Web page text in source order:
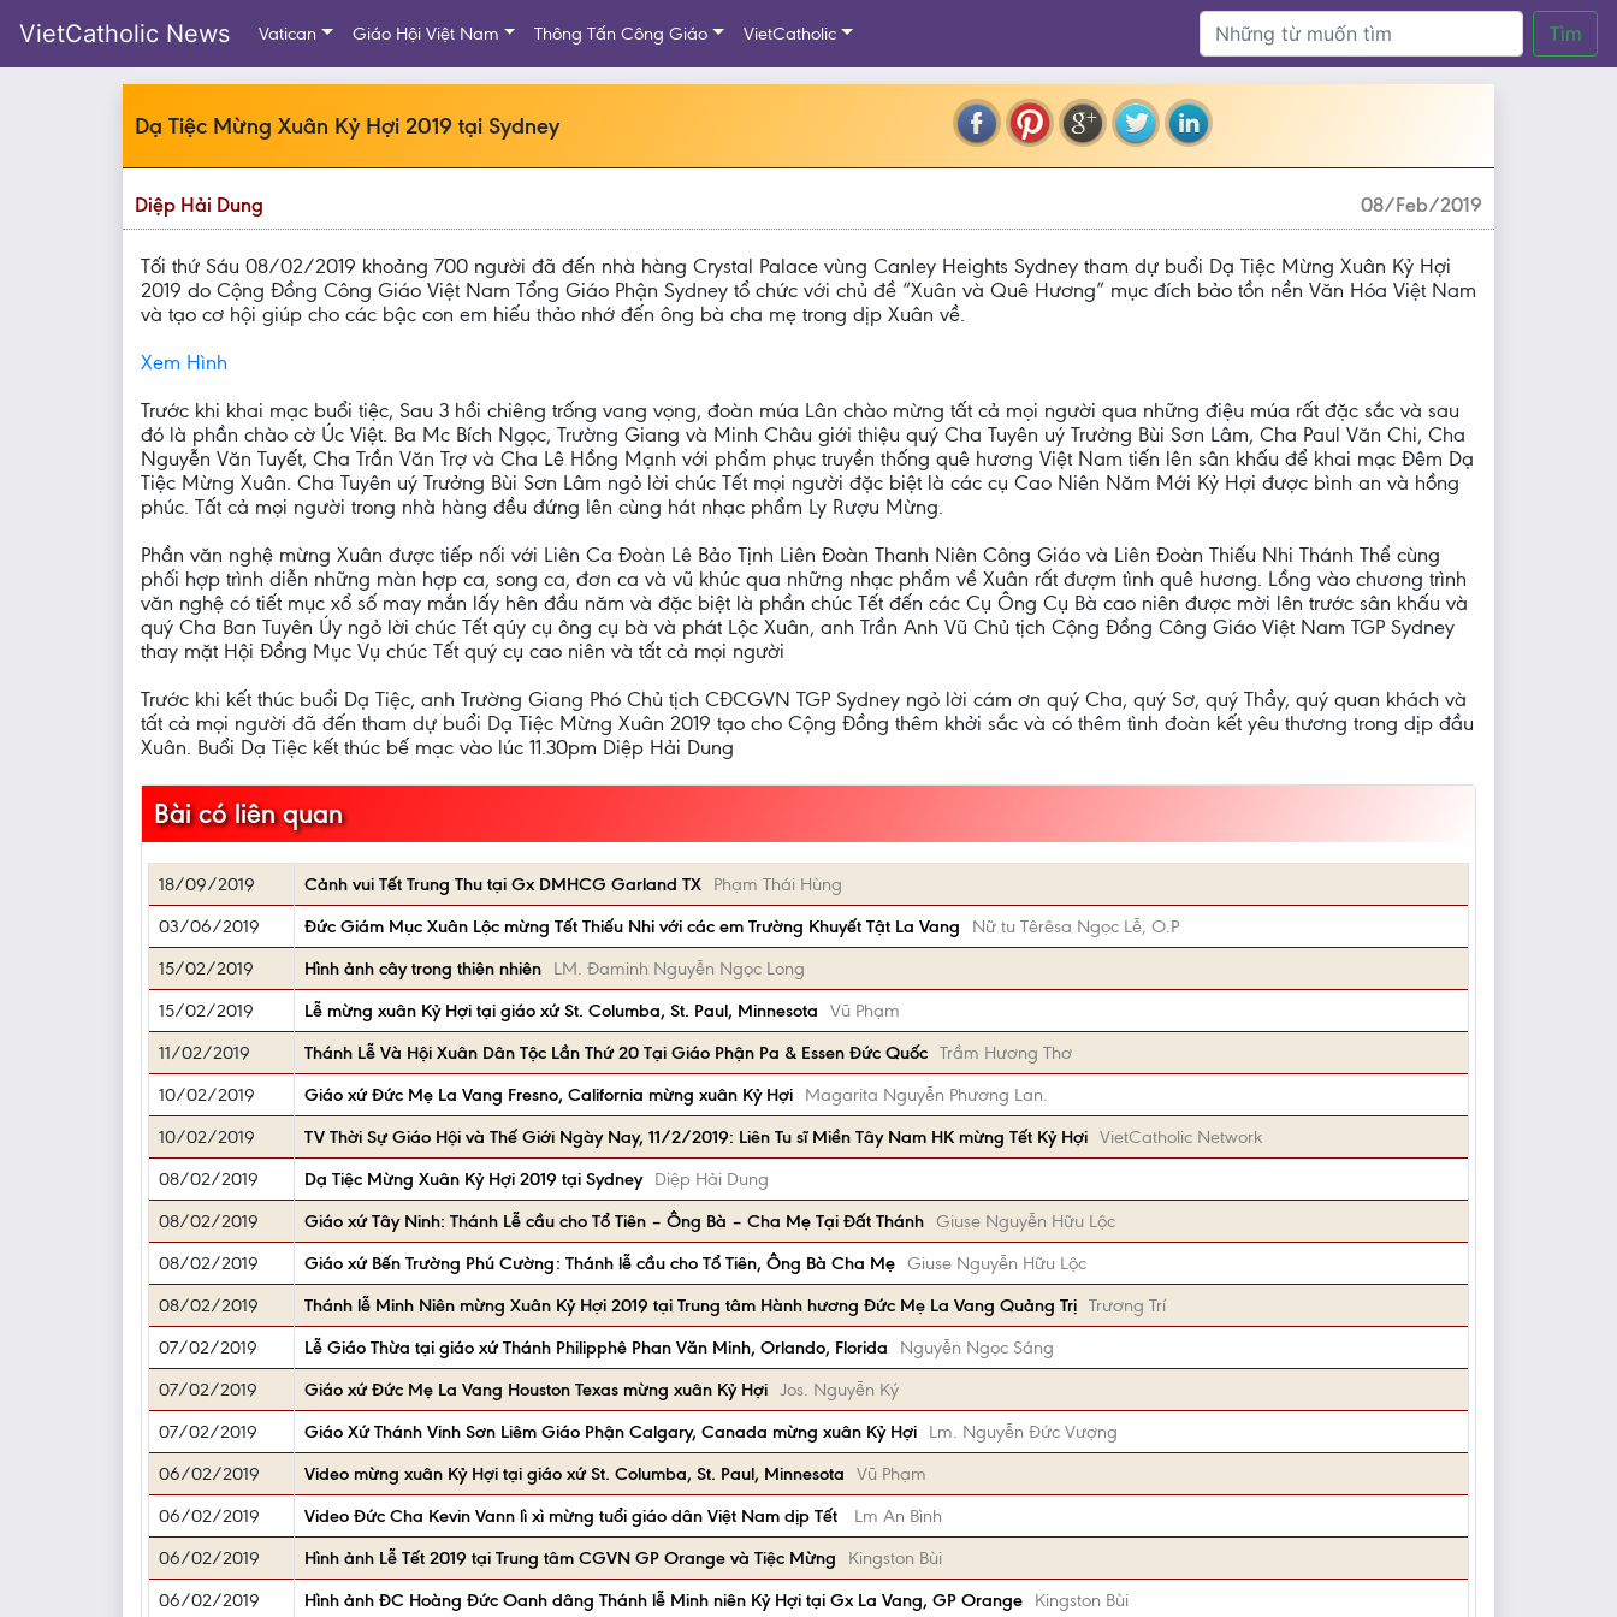
VietCatholic News Vatican Giáo Hội Việt Nam Thông Tấn Công Giáo VietCatholic Tìm
Dạ Tiệc Mừng Xuân Kỷ Hợi 2019 tại Sydney
Diệp Hải Dung 08/Feb/2019
Tối thứ Sáu 08/02/2019 khoảng 700 người đã đến nhà hàng Crystal Palace vùng Canley Heights Sydney tham dự buổi Dạ Tiệc Mừng Xuân Kỷ Hợi
2019 do Cộng Đồng Công Giáo Việt Nam Tổng Giáo Phận Sydney tổ chức với chủ đề “Xuân và Quê Hương” mục đích bảo tồn nền Văn Hóa Việt Nam
và tạo cơ hội giúp cho các bậc con em hiếu thảo nhớ đến ông bà cha mẹ trong dịp Xuân về.
Xem Hình
Trước khi khai mạc buổi tiệc, Sau 3 hồi chiêng trống vang vọng, đoàn múa Lân chào mừng tất cả mọi người qua những điệu múa rất đặc sắc và sau
đó là phần chào cờ Úc Việt. Ba Mc Bích Ngọc, Trường Giang và Minh Châu giới thiệu quý Cha Tuyên uý Trưởng Bùi Sơn Lâm, Cha Paul Văn Chi, Cha
Nguyễn Văn Tuyết, Cha Trần Văn Trợ và Cha Lê Hồng Mạnh với phẩm phục truyền thống quê hương Việt Nam tiến lên sân khấu để khai mạc Đêm Dạ
Tiệc Mừng Xuân. Cha Tuyên uý Trưởng Bùi Sơn Lâm ngỏ lời chúc Tết mọi người đặc biệt là các cụ Cao Niên Năm Mới Kỷ Hợi được bình an và hồng
phúc. Tất cả mọi người trong nhà hàng đều đứng lên cùng hát nhạc phẩm Ly Rượu Mừng.
Phần văn nghệ mừng Xuân được tiếp nối với Liên Ca Đoàn Lê Bảo Tịnh Liên Đoàn Thanh Niên Công Giáo và Liên Đoàn Thiếu Nhi Thánh Thể cùng
phối hợp trình diễn những màn hợp ca, song ca, đơn ca và vũ khúc qua những nhạc phẩm về Xuân rất đượm tình quê hương. Lồng vào chương trình
văn nghệ có tiết mục xổ số may mắn lấy hên đầu năm và đặc biệt là phần chúc Tết đến các Cụ Ông Cụ Bà cao niên được mời lên trước sân khấu và
quý Cha Ban Tuyên Úy ngỏ lời chúc Tết qúy cụ ông cụ bà và phát Lộc Xuân, anh Trần Anh Vũ Chủ tịch Cộng Đồng Công Giáo Việt Nam TGP Sydney
thay mặt Hội Đồng Mục Vụ chúc Tết quý cụ cao niên và tất cả mọi người
Trước khi kết thúc buổi Dạ Tiệc, anh Trường Giang Phó Chủ tịch CĐCGVN TGP Sydney ngỏ lời cám ơn quý Cha, quý Sơ, quý Thầy, quý quan khách và
tất cả mọi người đã đến tham dự buổi Dạ Tiệc Mừng Xuân 2019 tạo cho Cộng Đồng thêm khởi sắc và có thêm tình đoàn kết yêu thương trong dịp đầu
Xuân. Buổi Dạ Tiệc kết thúc bế mạc vào lúc 11.30pm Diệp Hải Dung
Bài có liên quan
18/09/2019 Cảnh vui Tết Trung Thu tại Gx DMHCG Garland TX
Phạm Thái Hùng
03/06/2019
Đức Giám Mục Xuân Lộc mừng Tết Thiếu Nhi với các em Trường Khuyết Tật La Vang
Nữ tu Têrêsa Ngọc Lễ, O.P
15/02/2019
Hình ảnh cây trong thiên nhiên
LM. Đaminh Nguyễn Ngọc Long
15/02/2019
Lễ mừng xuân Kỷ Hợi tại giáo xứ St. Columba, St. Paul, Minnesota
Vũ Phạm
11/02/2019
Thánh Lễ Và Hội Xuân Dân Tộc Lần Thứ 20 Tại Giáo Phận Pa & Essen Đức Quốc Trầm Hương Thơ
10/02/2019
Giáo xứ Đức Mẹ La Vang Fresno, California mừng xuân Kỷ Hợi
Magarita Nguyễn Phương Lan.
10/02/2019
TV Thời Sự Giáo Hội và Thế Giới Ngày Nay, 11/2/2019: Liên Tu sĩ Miền Tây Nam HK mừng Tết Kỷ Hợi VietCatholic Network
08/02/2019
Dạ Tiệc Mừng Xuân Kỷ Hợi 2019 tại Sydney
Diệp Hải Dung
08/02/2019
Giáo xứ Tây Ninh: Thánh Lễ cầu cho Tổ Tiên – Ông Bà – Cha Mẹ Tại Đất Thánh Giuse Nguyễn Hữu Lộc
08/02/2019
Giáo xứ Bến Trường Phú Cường: Thánh lễ cầu cho Tổ Tiên, Ông Bà Cha Mẹ Giuse Nguyễn Hữu Lộc
08/02/2019
Thánh lễ Minh Niên mừng Xuân Kỷ Hợi 2019 tại Trung tâm Hành hương Đức Mẹ La Vang Quảng Trị Trương Trí
07/02/2019
Lễ Giáo Thừa tại giáo xứ Thánh Philipphê Phan Văn Minh, Orlando, Florida
Nguyễn Ngọc Sáng
07/02/2019
Giáo xứ Đức Mẹ La Vang Houston Texas mừng xuân Kỷ Hợi Jos. Nguyễn Ký
07/02/2019
Giáo Xứ Thánh Vinh Sơn Liêm Giáo Phận Calgary, Canada mừng xuân Kỷ Hợi
Lm. Nguyễn Đức Vượng
06/02/2019
Video mừng xuân Kỷ Hợi tại giáo xứ St. Columba, St. Paul, Minnesota
Vũ Phạm
06/02/2019
Video Đức Cha Kevin Vann lì xì mừng tuổi giáo dân Việt Nam dịp Tết
Lm An Bình
06/02/2019
Hình ảnh Lễ Tết 2019 tại Trung tâm CGVN GP Orange và Tiệc Mừng
Kingston Bùi
06/02/2019
Hình ảnh ĐC Hoàng Đức Oanh dâng Thánh lễ Minh niên Kỷ Hợi tại Gx La Vang, GP Orange Kingston Bùi